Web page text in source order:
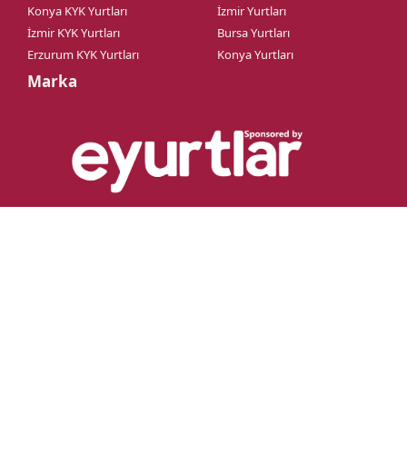
Konya KYK Yurtları
İzmir KYK Yurtları
Erzurum KYK Yurtları
İzmir Yurtları
Bursa Yurtları
Konya Yurtları
Marka